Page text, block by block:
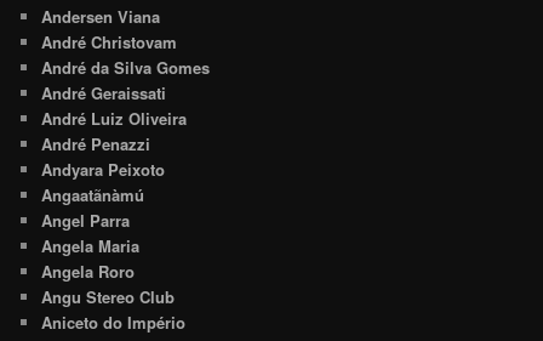
Andersen Viana
André Christovam
André da Silva Gomes
André Geraissati
André Luiz Oliveira
André Penazzi
Andyara Peixoto
Angaatãnàmú
Angel Parra
Angela Maria
Angela Roro
Angu Stereo Club
Aniceto do Império